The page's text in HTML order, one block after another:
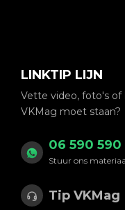
LINKTIP LIJN
Vette video, foto's
VKMag moet staan?
06 590 590
Stuur ons
Tip VKMag